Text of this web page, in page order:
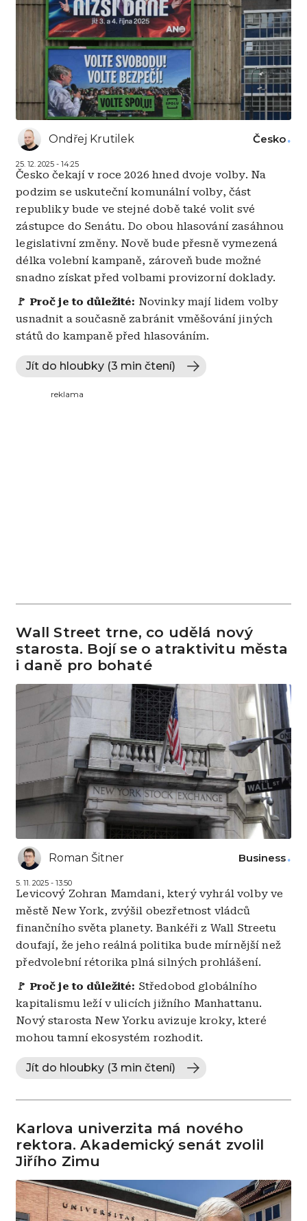
Ondřej Krutilek
25. 12. 2025 - 14:25
Česko
Česko čekají v roce 2026 hned dvoje volby. Na
podzim se uskuteční komunální volby, část
republiky bude ve stejné době také volit své
zástupce do Senátu. Do obou hlasování zasáhnou
legislativní změny. Nově bude přesně vymezená
délka volební kampaně, zároveň bude možné
snadno získat před volbami provizorní doklady.
🚩 Proč je to důležité: Novinky mají lidem volby
usnadnit a současně zabránit vměšování jiných
států do kampaně před hlasováním.
Jít do hloubky (3 min čtení)
reklama
Wall Street trne, co udělá nový
starosta. Bojí se o atraktivitu města
i daně pro bohaté
Roman Šitner
5. 11. 2025 - 13:50
Business
Levicový Zohran Mamdani, který vyhrál volby ve
městě New York, zvýšil obezřetnost vládců
finančního světa planety. Bankéři z Wall Streetu
doufají, že jeho reálná politika bude mírnější než
předvolební rétorika plná silných prohlášení.
🚩 Proč je to důležité: Středobod globálního
kapitalismu leží v ulicích jižního Manhattanu.
Nový starosta New Yorku avizuje kroky, které
mohou tamní ekosystém rozhodit.
Jít do hloubky (3 min čtení)
Karlova univerzita má nového
rektora. Akademický senát zvolil
Jiřího Zimu